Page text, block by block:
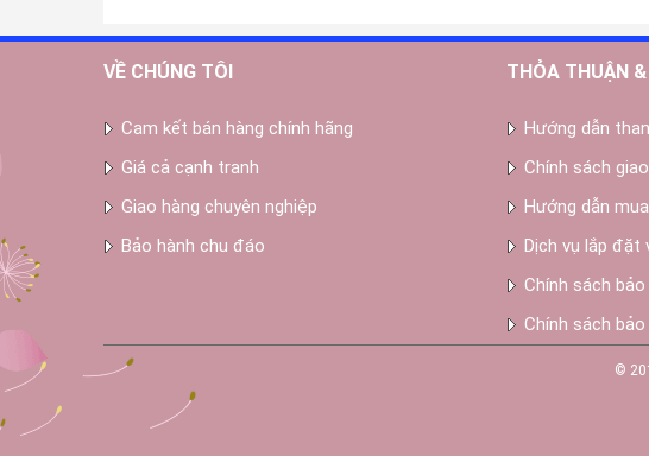
VỀ CHÚNG TÔI
Cam kết bán hàng chính hãng
Giá cả cạnh tranh
Giao hàng chuyên nghiệp
Bảo hành chu đáo
THỎA THUẬN
Hướng dẫn
Chính sách
Hướng dẫn
Dịch vụ lắp đặt
Chính sách
Chính sách
©